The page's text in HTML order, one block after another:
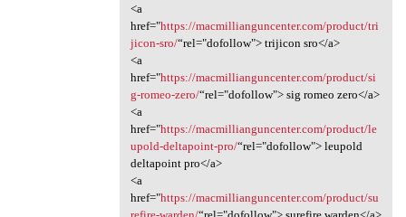
<a
href="https://macmillianguncenter.com/product/tri
jicon-sro/“rel="dofollow"> trijicon sro</a>
<a
href="https://macmillianguncenter.com/product/si
g-romeo-zero/“rel="dofollow"> sig romeo zero</a>
<a
href="https://macmillianguncenter.com/product/le
upold-deltapoint-pro/“rel="dofollow"> leupold
deltapoint pro</a>
<a
href="https://macmillianguncenter.com/product/su